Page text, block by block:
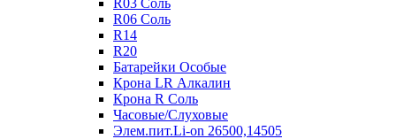
R03 Соль
R06 Соль
R14
R20
Батарейки Особые
Крона LR Алкалин
Крона R Соль
Часовые/Слуховые
Элем.пит.Li-on 26500,14505